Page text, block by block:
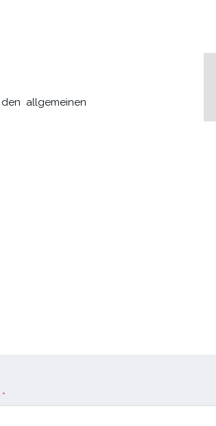
allgemeinen
*